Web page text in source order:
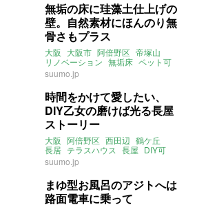
無垢の床に珪藻土仕上げの
壁。自然素材にほんのり無
骨さもプラス
大阪 大阪市 阿倍野区 帝塚山
リノベーション 無垢床 ペット可
マンション
suumo.jp
時間をかけて愛したい、
DIY乙女の磨けば光る長屋
ストーリー
大阪 阿倍野区 西田辺 鶴ケ丘
長居 テラスハウス 長屋 DIY可
ストーリー
suumo.jp
まゆ型お風呂のアジトへは
路面電車に乗って